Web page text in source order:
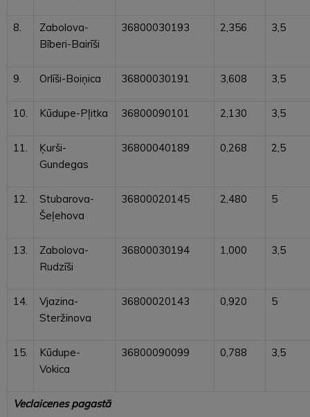
8.
Zabolova-
Bīberi-Bairīši
36800030193 2,356 3,5
9. Orlīši-Boiņica 36800030191 3,608 3,5
10. Kūdupe-Pļitka 36800090101 2,130 3,5
11.
Ķurši-
Gundegas
36800040189 0,268 2,5
12.
Stubarova-
Šeļehova
36800020145 2,480 5
13.
Zabolova-
Rudzīši
36800030194 1,000 3,5
14.
Vjazina-
Steržinova
36800020143 0,920 5
15.
Kūdupe-
Vokica
36800090099 0,788 3,5
Veclaicenes pagastā